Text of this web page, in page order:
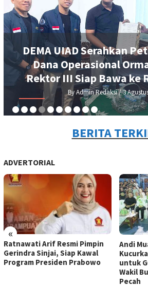
DEMA UIAD Serahkan
Dana Operasional
Rektor III Siap Bawa ke
By Admin Redaksi/ 3
BERITA
ADVERTORIAL
«
Ratnawati Arif Resmi Pimpin
Gerindra Sinjai, Siap Kawal
Program Presiden Prabowo
Andi
untuk
Wakil
Pecah